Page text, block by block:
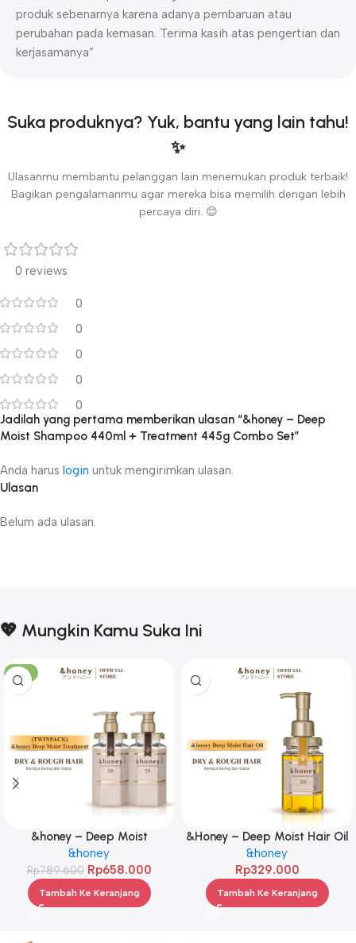
produk sebenarnya karena adanya pembaruan atau
perubahan pada kemasan. Terima kasih atas pengertian dan
kerjasamanya”
Suka produknya? Yuk, bantu yang lain tahu!
✨
Ulasanmu membantu pelanggan lain menemukan produk terbaik!
Bagikan pengalamanmu agar mereka bisa memilih dengan lebih
percaya diri. 😊
0 reviews
0
0
0
0
0
Ulasan
Belum ada ulasan.
Jadilah yang pertama memberikan ulasan “&honey – Deep
Moist Shampoo 440ml + Treatment 445g Combo Set”
Anda harus login untuk mengirimkan ulasan.
💖 Mungkin Kamu Suka Ini
-17%
&honey – Deep Moist
Treatment 445 g Twinpack
&honey
Rp789.600 Rp658.000
Tambah Ke Keranjang
&Honey – Deep Moist Hair Oil
3.0 100ml
&honey
Rp329.000
Tambah Ke Keranjang